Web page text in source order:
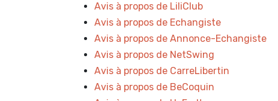
Avis à propos de LiliClub
Avis à propos de Echangiste
Avis à propos de Annonce-Echangiste
Avis à propos de NetSwing
Avis à propos de CarreLibertin
Avis à propos de BeCoquin